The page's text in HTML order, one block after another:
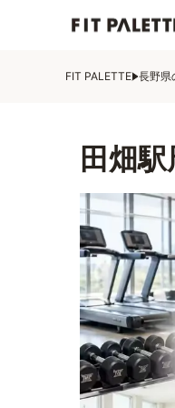
FIT PALETTE 長野県
田畑